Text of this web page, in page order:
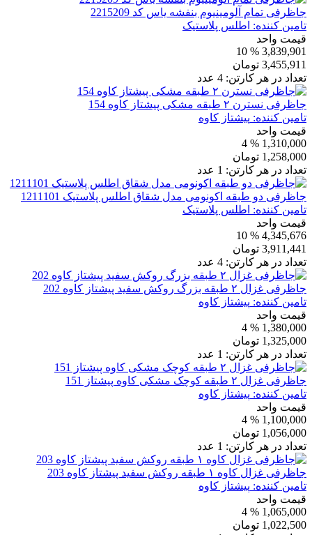
جاظرفی تمام آلومینیوم بنفشه یاس کد 2215209
تامین کننده: اطلس پلاستیک
قیمت واحد
3,839,901
% 10
3,455,911 تومان
تعداد در هر کارتن: 4 عدد
جاظرفی نسترن ۲ طبقه مشکی پیشتاز کاوه 154
تامین کننده: پیشتاز کاوه
قیمت واحد
1,310,000
% 4
1,258,000 تومان
تعداد در هر کارتن: 1 عدد
جاظرفی دو طبقه اکونومی مدل شقاق اطلس پلاستیک 1211101
تامین کننده: اطلس پلاستیک
قیمت واحد
4,345,676
% 10
3,911,441 تومان
تعداد در هر کارتن: 4 عدد
جاظرفی غزال ۲ طبقه بزرگ روکش سفید پیشتاز کاوه 202
تامین کننده: پیشتاز کاوه
قیمت واحد
1,380,000
% 4
1,325,000 تومان
تعداد در هر کارتن: 1 عدد
جاظرفی غزال ۲ طبقه کوچک مشکی کاوه پیشتاز 151
تامین کننده: پیشتاز کاوه
قیمت واحد
1,100,000
% 4
1,056,000 تومان
تعداد در هر کارتن: 1 عدد
جاظرفی غزال کاوه ۱ طبقه روکش سفید پیشتاز کاوه 203
تامین کننده: پیشتاز کاوه
قیمت واحد
1,065,000
% 4
1,022,500 تومان